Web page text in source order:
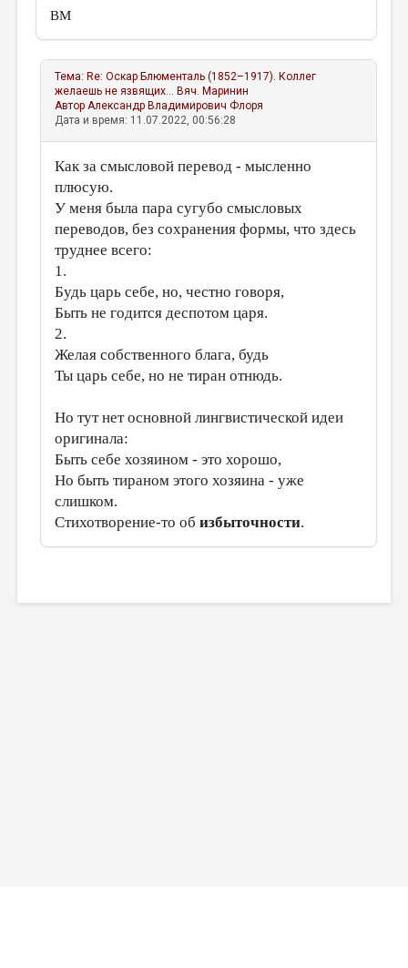
ВМ
Тема: Re: Оскар Блюменталь (1852–1917). Коллег
желаешь не язвящих... Вяч. Маринин
АвторАлександр Владимирович Флоря
Дата и время: 11.07.2022, 00:56:28
Как за смысловой перевод - мысленно
плюсую.
У меня была пара сугубо смысловых
переводов, без сохранения формы, что здесь
труднее всего:
1.
Будь царь себе, но, честно говоря,
Быть не годится деспотом царя.
2.
Желая собственного блага, будь
Ты царь себе, но не тиран отнюдь.
Но тут нет основной лингвистической идеи
оригинала:
Быть себе хозяином - это хорошо,
Но быть тираном этого хозяина - уже
слишком.
Стихотворение-то обизбыточности.